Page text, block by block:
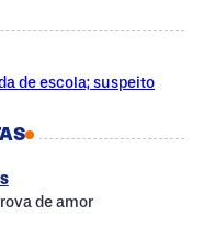
de escola; suspeito
de amor